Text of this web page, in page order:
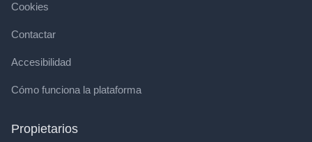
Cookies
Contactar
Accesibilidad
Cómo funciona la plataforma
Propietarios